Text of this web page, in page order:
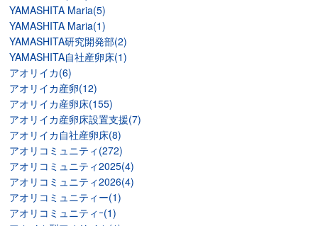
YAMASHITA Maria(5)
YAMASHITA Maria(1)
YAMASHITA研究開発部(2)
YAMASHITA自社産卵床(1)
アオリイカ(6)
アオリイカ産卵(12)
アオリイカ産卵床(155)
アオリイカ産卵床設置支援(7)
アオリイカ自社産卵床(8)
アオリコミュニティ(272)
アオリコミュニティ2025(4)
アオリコミュニティ2026(4)
アオリコミュニティー(1)
アオリコミュニティｰ(1)